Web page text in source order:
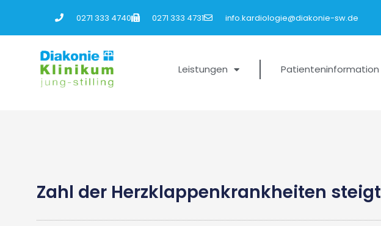
0271 333 4740 0271 333 4731 info.kardiologie@diakonie-sw.de
Leistungen Patienteninformation
Zahl der Herzklappenkrankheiten steigt